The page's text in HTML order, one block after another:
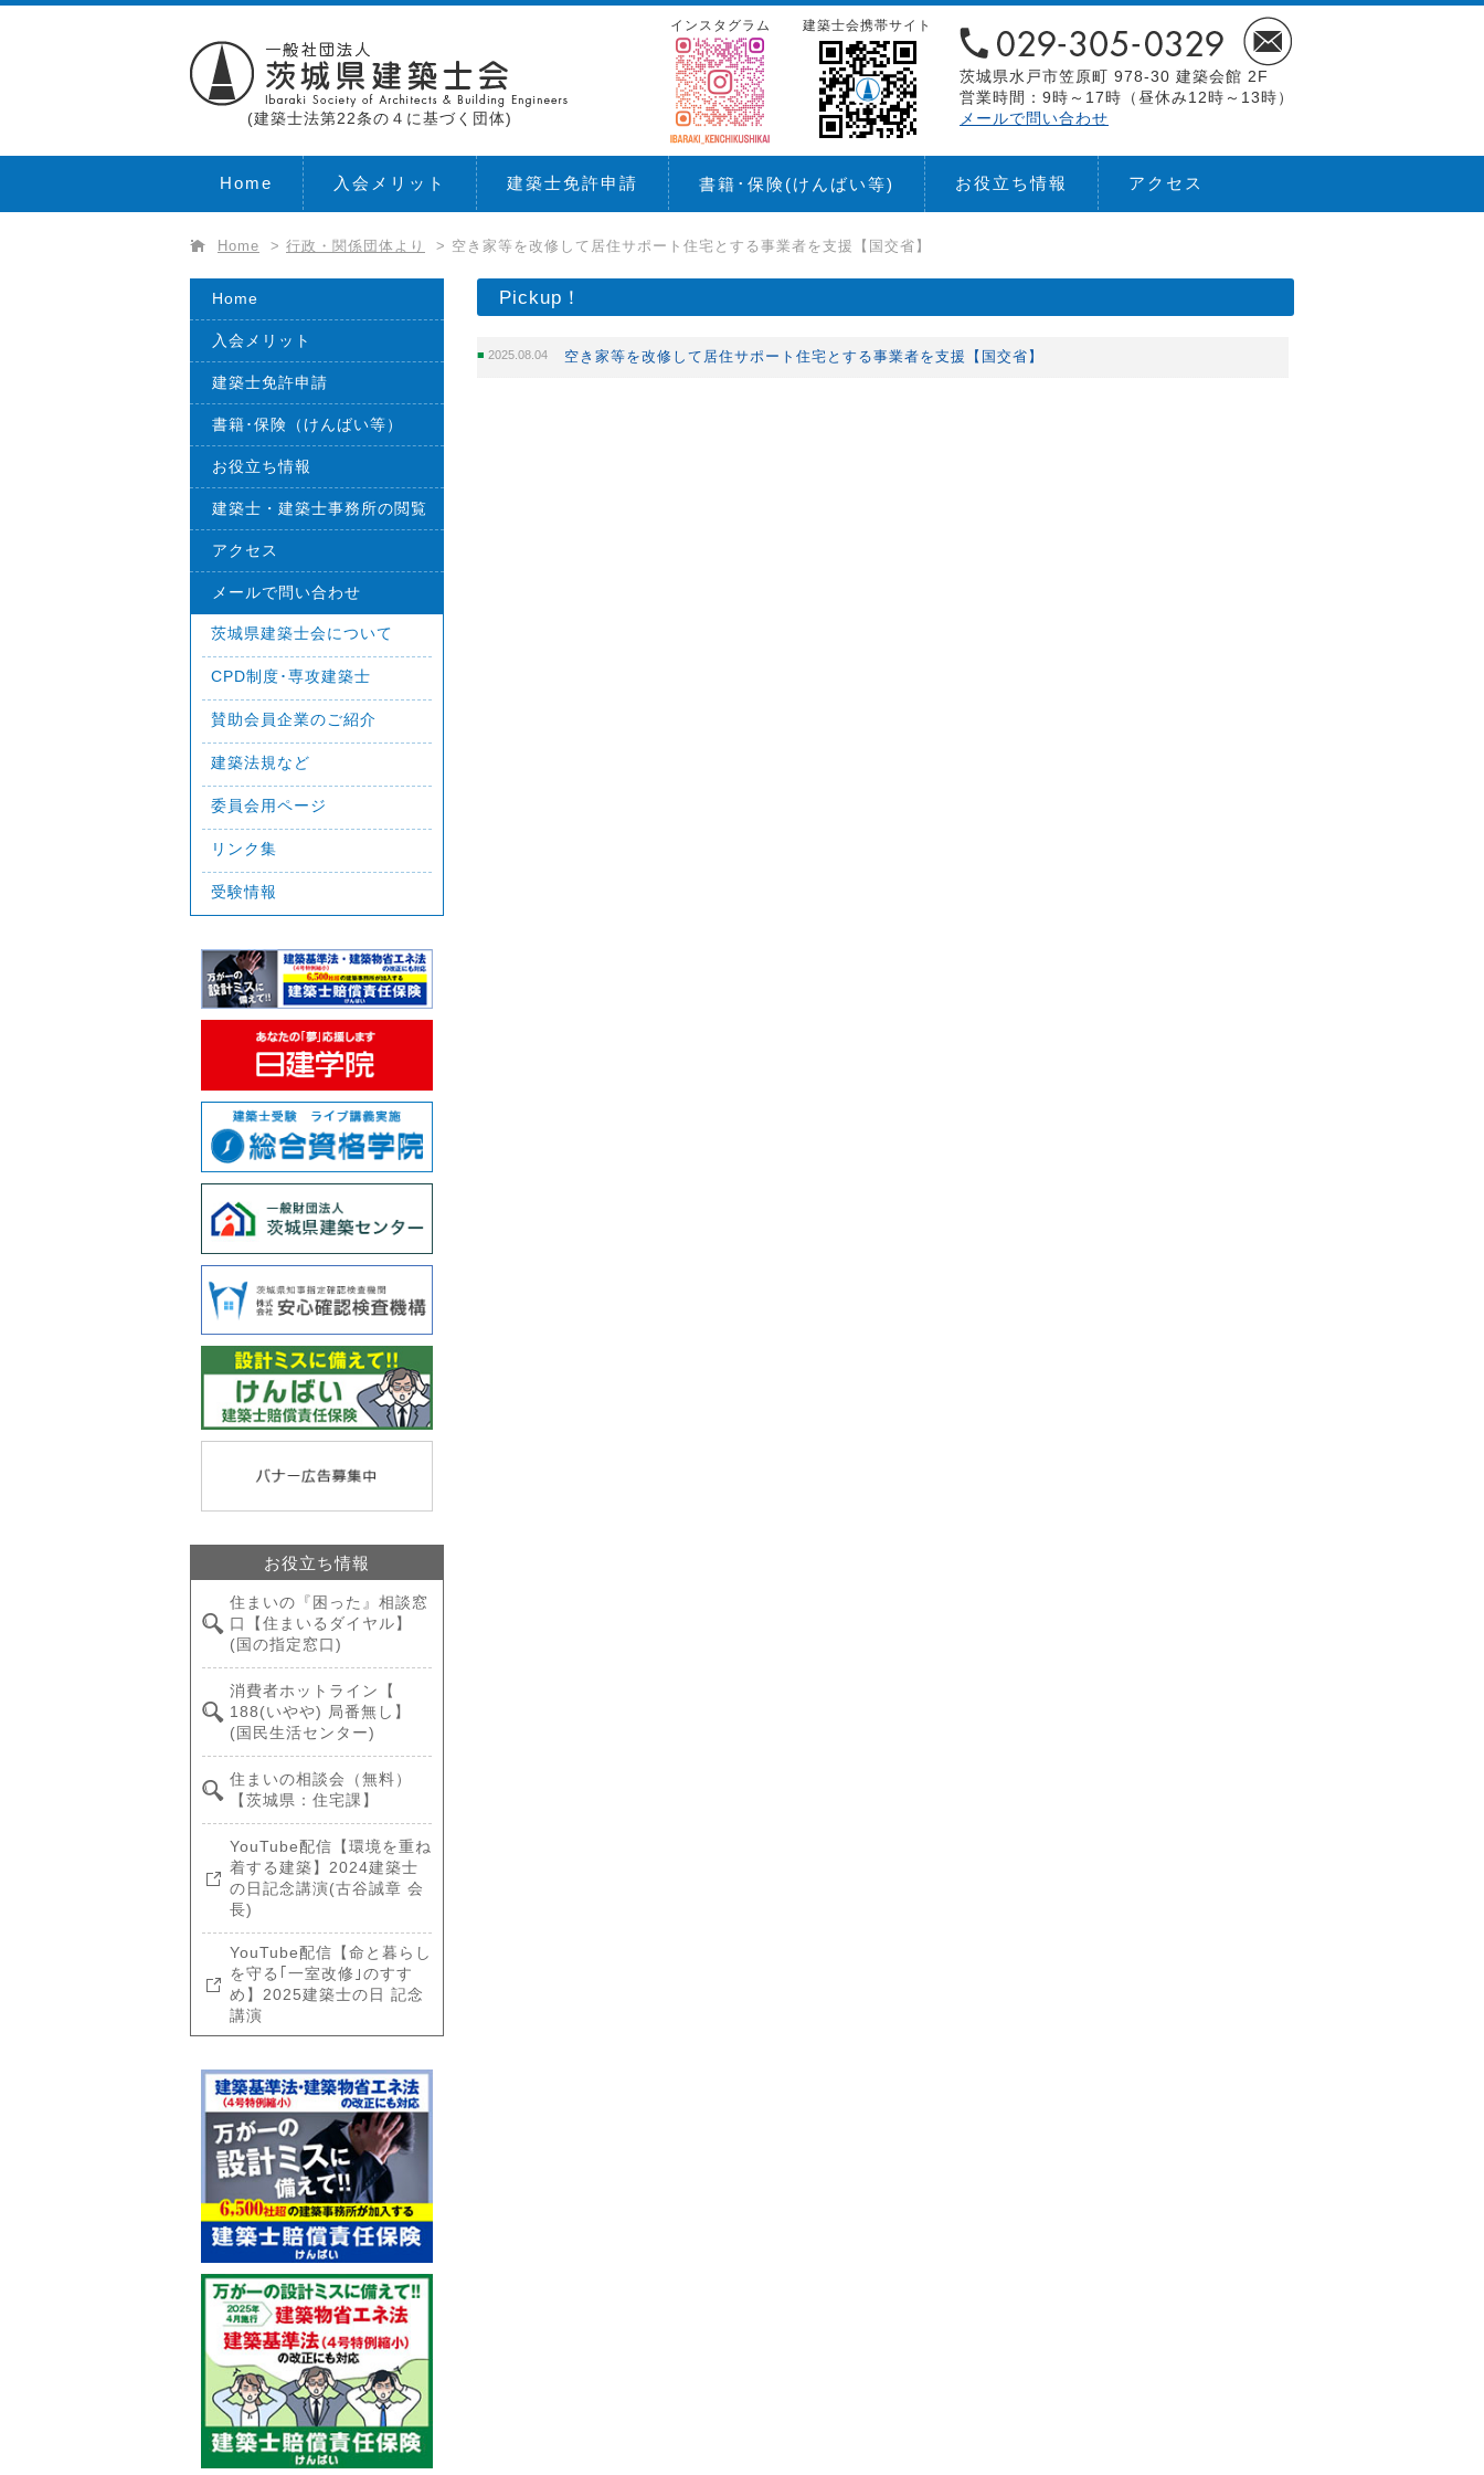
(建築士法第22条の４に基づく団体)
茨城県水戸市笠原町 978-30 建築会館 2F
営業時間：9時～17時（昼休み12時～13時）
メールで問い合わせ
建築士会携帯サイト
インスタグラム
Home 入会メリット 建築士免許申請 書籍･保険(けんばい等) お役立ち情報 アクセス
Home > 行政・関係団体より > 空き家等を改修して居住サポート住宅とする事業者を支援【国交省】
Pickup！
2025.08.04 空き家等を改修して居住サポート住宅とする事業者を支援【国交省】
Home
入会メリット
建築士免許申請
書籍･保険（けんばい等）
お役立ち情報
建築士・建築士事務所の閲覧
アクセス
メールで問い合わせ
茨城県建築士会について
CPD制度･専攻建築士
賛助会員企業のご紹介
建築法規など
委員会用ページ
リンク集
受験情報
お役立ち情報
住まいの『困った』相談窓
口【住まいるダイヤル】
(国の指定窓口)
消費者ホットライン【
188(いやや) 局番無し】
(国民生活センター)
住まいの相談会（無料）
【茨城県：住宅課】
YouTube配信【環境を重ね
着する建築】2024建築士
の日記念講演(古谷誠章 会
長)
YouTube配信【命と暮らし
を守る｢一室改修｣のすす
め】2025建築士の日 記念
講演